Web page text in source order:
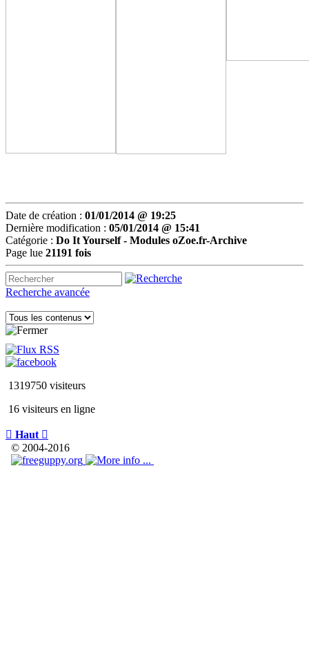
Date de création : 01/01/2014 @ 19:25
Dernière modification : 05/01/2014 @ 15:41
Catégorie : Do It Yourself - Modules oZoe.fr-Archive
Page lue 21191 fois
Recherche avancée
1319750 visiteurs
16 visiteurs en ligne
 Haut 
© 2004-2016